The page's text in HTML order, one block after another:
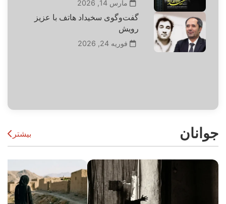
مارس 14, 2026
گفت‌وگوی سخیداد هاتف با عزیز
رویش
فوریه 24, 2026
جوانان بیشتر